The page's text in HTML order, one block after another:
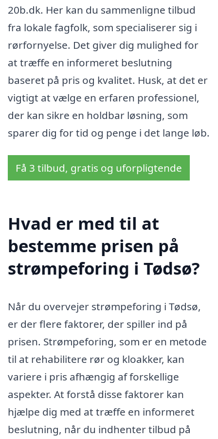
20b.dk. Her kan du sammenligne tilbud
fra lokale fagfolk, som specialiserer sig i
rørfornyelse. Det giver dig mulighed for
at træffe en informeret beslutning
baseret på pris og kvalitet. Husk, at det er
vigtigt at vælge en erfaren professionel,
der kan sikre en holdbar løsning, som
sparer dig for tid og penge i det lange løb.
Få 3 tilbud, gratis og uforpligtende
Hvad er med til at
bestemme prisen på
strømpeforing i Tødsø?
Når du overvejer strømpeforing i Tødsø,
er der flere faktorer, der spiller ind på
prisen. Strømpeforing, som er en metode
til at rehabilitere rør og kloakker, kan
variere i pris afhængig af forskellige
aspekter. At forstå disse faktorer kan
hjælpe dig med at træffe en informeret
beslutning, når du indhenter tilbud på